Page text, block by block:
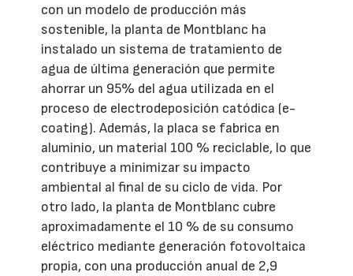
con un modelo de producción más
sostenible, la planta de Montblanc ha
instalado un sistema de tratamiento de
agua de última generación que permite
ahorrar un 95% del agua utilizada en el
proceso de electrodeposición catódica (e-
coating). Además, la placa se fabrica en
aluminio, un material 100 % reciclable, lo que
contribuye a minimizar su impacto
ambiental al final de su ciclo de vida. Por
otro lado, la planta de Montblanc cubre
aproximadamente el 10 % de su consumo
eléctrico mediante generación fotovoltaica
propia, con una producción anual de 2,9